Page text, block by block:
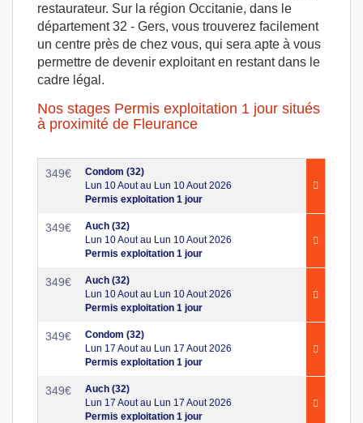
restaurateur. Sur la région Occitanie, dans le
département 32 - Gers, vous trouverez facilement
un centre près de chez vous, qui sera apte à vous
permettre de devenir exploitant en restant dans le
cadre légal.
Nos stages Permis exploitation 1 jour situés
à proximité de Fleurance
349€
Condom (32)
Lun 10 Aout au Lun 10 Aout 2026
Permis exploitation 1 jour
349€
Auch (32)
Lun 10 Aout au Lun 10 Aout 2026
Permis exploitation 1 jour
349€
Auch (32)
Lun 10 Aout au Lun 10 Aout 2026
Permis exploitation 1 jour
349€
Condom (32)
Lun 17 Aout au Lun 17 Aout 2026
Permis exploitation 1 jour
349€
Auch (32)
Lun 17 Aout au Lun 17 Aout 2026
Permis exploitation 1 jour